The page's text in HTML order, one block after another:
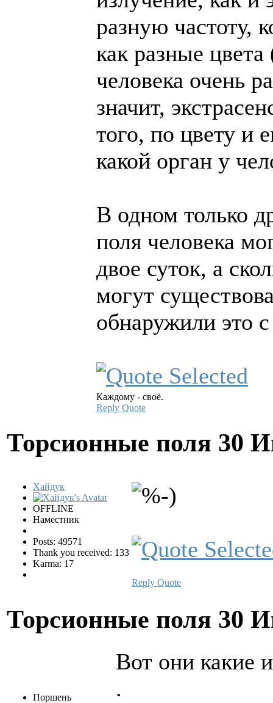
разную частоту,
как разные
человека очень
значит,
того, по цвету и
какой орган у
В одном только
поля человека
двое суток, а
могут
обнаружили это
Каждому - своё.
Reply Quote
Торсионные поля 30
Хайдук
OFFLINE
Наместник
Posts: 49571
Thank you received: 133
Karma: 17
Reply Quote
Торсионные поля 30
Поршень
Вот они какие
.